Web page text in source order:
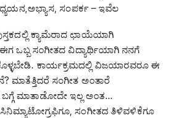
ಸಂಪರ್ಕ – ಇವೆಲ
ಕ್ಯಾಮೆರಾದ ಛಾಯೆಯಾಗಿ
ಒಬ್ಬ ಸಂಗೀತದ ವಿದ್ಯಾರ್ಥಿಯಾಗಿ ನನಗೆ
ಕಾರ್ಯಕ್ರಮದಲ್ಲಿ ವಿಜಯಾರವರೂ ಈ
ಮಾತೆತ್ತಿದರೆ ಸಂಗೀತ ಅಂತಾರೆ
ಮಾತಾಡೋದೇ ಇಲ್ಲ ಅಂತ…
ಸಂಗೀತದ ತಿಳಿವಳಿಕೆಗೂ